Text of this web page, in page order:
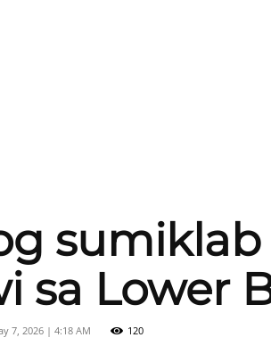
sumiklab
sa Lower
7, 2026 | 4:18 AM 120